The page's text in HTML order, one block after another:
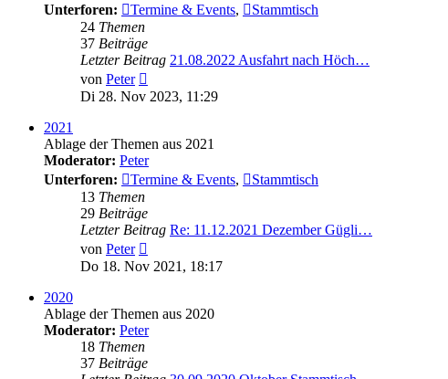
Unterforen:
Termine & Events,
Stammtisch
24 Themen
37 Beiträge
Letzter Beitrag 21.08.2022 Ausfahrt nach Höch…
von Peter
Beitrag
Di 28. Nov 2023, 11:29
2021
Ablage der Themen aus 2021
Moderator: Peter
Unterforen:
Termine & Events,
Stammtisch
13 Themen
29 Beiträge
Letzter Beitrag Re: 11.12.2021 Dezember Gügli…
von Peter
Beitrag
Do 18. Nov 2021, 18:17
2020
Ablage der Themen aus 2020
Moderator: Peter
18 Themen
37 Beiträge